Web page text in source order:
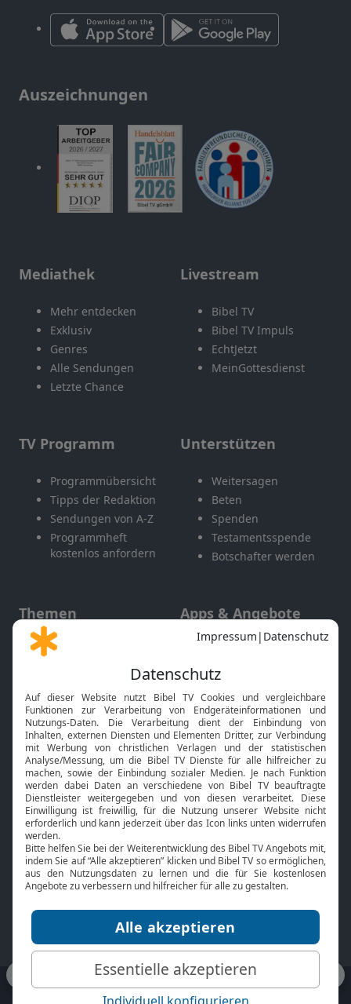
Auszeichnungen
Mediathek
Mehr entdecken
Exklusiv
Genres
Alle Sendungen
Letzte Chance
Livestream
Bibel TV
Bibel TV Impuls
EchtJetzt
MeinGottesdienst
TV Programm
Programmübersicht
Tipps der Redaktion
Sendungen von A-Z
Programmheft
kostenlos anfordern
Unterstützen
Weitersagen
Beten
Spenden
Testamentsspende
Botschafter werden
Themen
Gott und Bibel erklärt
Neuigkeiten
Apps & Angebote
Mobile App
Smart TV
HbbTV
Bibelthek Online-Bibel
Nächster Gottesdienst
Bibel TV
Über uns
Jobs
Mediadaten
Service
Kontakt
TV-Empfang
bibeltv.de: Impressum
Datenschutz